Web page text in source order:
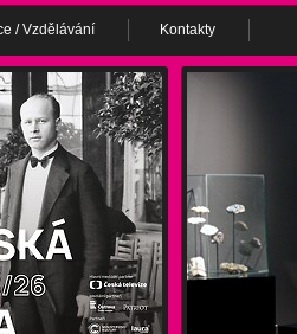
/ Vzdělávání Kontakty